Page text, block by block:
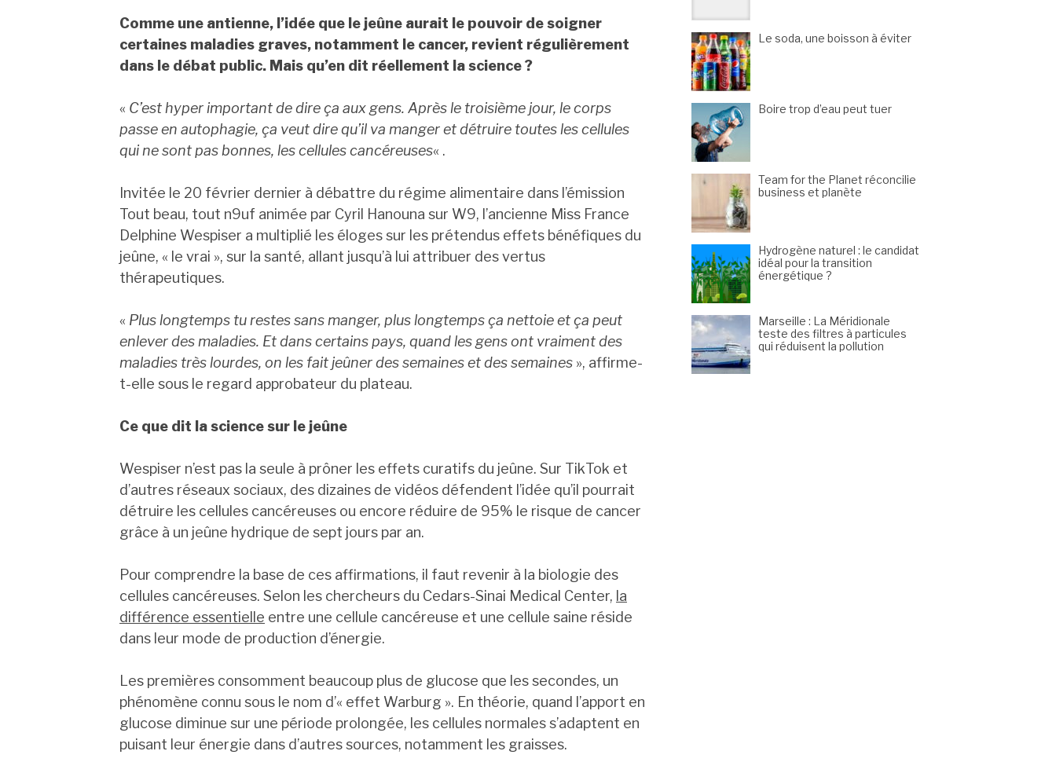
Comme une antienne, l’idée que le jeûne aurait le pouvoir de soigner
certaines maladies graves, notamment le cancer, revient régulièrement
dans le débat public. Mais qu’en dit réellement la science ?
« C’est hyper important de dire ça aux gens. Après le troisième jour, le corps
passe en autophagie, ça veut dire qu’il va manger et détruire toutes les cellules
qui ne sont pas bonnes, les cellules cancéreuses« .
Invitée le 20 février dernier à débattre du régime alimentaire dans l’émission
Tout beau, tout n9uf animée par Cyril Hanouna sur W9, l’ancienne Miss France
Delphine Wespiser a multiplié les éloges sur les prétendus effets bénéfiques du
jeûne, « le vrai », sur la santé, allant jusqu’à lui attribuer des vertus
thérapeutiques.
« Plus longtemps tu restes sans manger, plus longtemps ça nettoie et ça peut
enlever des maladies. Et dans certains pays, quand les gens ont vraiment des
maladies très lourdes, on les fait jeûner des semaines et des semaines », affirme-
t-elle sous le regard approbateur du plateau.
Ce que dit la science sur le jeûne
Wespiser n’est pas la seule à prôner les effets curatifs du jeûne. Sur TikTok et
d’autres réseaux sociaux, des dizaines de vidéos défendent l’idée qu’il pourrait
détruire les cellules cancéreuses ou encore réduire de 95% le risque de cancer
grâce à un jeûne hydrique de sept jours par an.
Pour comprendre la base de ces affirmations, il faut revenir à la biologie des
cellules cancéreuses. Selon les chercheurs du Cedars-Sinai Medical Center, la
différence essentielle entre une cellule cancéreuse et une cellule saine réside
dans leur mode de production d’énergie.
Les premières consomment beaucoup plus de glucose que les secondes, un
phénomène connu sous le nom d’« effet Warburg ». En théorie, quand l’apport en
glucose diminue sur une période prolongée, les cellules normales s’adaptent en
puisant leur énergie dans d’autres sources, notamment les graisses.
Le soda, une boisson à éviter
Boire trop d’eau peut tuer
Team for the Planet réconcilie
business et planète
Hydrogène naturel : le candidat
idéal pour la transition
énergétique ?
Marseille : La Méridionale
teste des filtres à particules
qui réduisent la pollution